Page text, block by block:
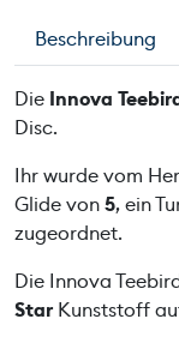
b
r
d
M
e
n
e
Beschreibung
Die Innova
Disc.
Ihr wurde vom
Glide von5, ein
zugeordnet.
Die Innova
Star Kunststoff